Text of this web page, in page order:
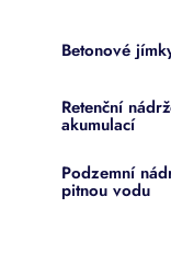
Betonové
Retenční
akumulací
Podzemní
pitnou vodu